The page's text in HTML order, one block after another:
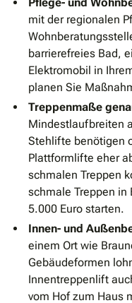
mit der regionalen
barrierefreies Bad,
Elektromobil in
planen Sie
Treppenmaße
Mindestlaufbreiten
Stehlifte benötigen
Plattformlifte eher
schmalen Treppen
schmale Treppen in
5.000 Euro starten.
Innen- und
einem Ort wie
Gebäudeformen
Innentreppenlift
vom Hof zum Haus